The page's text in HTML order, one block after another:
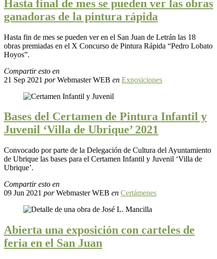
Hasta final de mes se pueden ver las obras
ganadoras de la pintura rápida
Hasta fin de mes se pueden ver en el San Juan de Letrán las 18
obras premiadas en el X Concurso de Pintura Rápida “Pedro Lobato
Hoyos”.
Compartir esto en
21 Sep 2021 porWebmaster WEB en Exposiciones
Bases del Certamen de Pintura Infantil y
Juvenil ‘Villa de Ubrique’ 2021
Convocado por parte de la Delegación de Cultura del Ayuntamiento
de Ubrique las bases para el Certamen Infantil y Juvenil ‘Villa de
Ubrique’.
Compartir esto en
09 Jun 2021 porWebmaster WEB en Certámenes
Abierta una exposición con carteles de
feria en el San Juan